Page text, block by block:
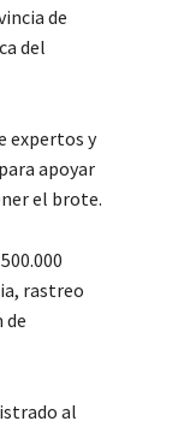
de
del
expertos y
apoyar
el brote.
rastreo
de
al